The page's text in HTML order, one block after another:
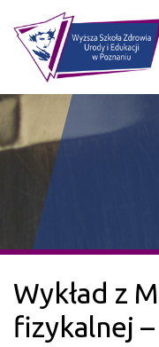
Wykład z
fizykalnej